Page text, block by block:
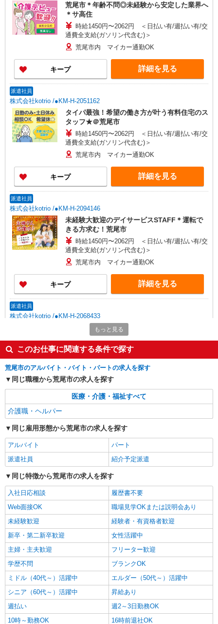
荒尾市＊年齢不問◎未経験から安定した業界へ
＊サ高住
時給1450円〜2062円 ＜日払い有/週払い有/交
通費全支給(ガソリン代含む)＞
荒尾市内 マイカー通勤OK
キープ 詳細を見る
派遣社員
株式会社kotrio /●KM-H-2051162
タイパ最強！希望の働き方が叶う有料住宅のス
タッフ★＠荒尾市
時給1450円〜2062円 ＜日払い有/週払い有/交
通費全支給(ガソリン代含む)＞
荒尾市内 マイカー通勤OK
キープ 詳細を見る
派遣社員
株式会社kotrio /●KM-H-2094146
未経験大歓迎のデイサービスSTAFF＊運転で
きる方求む！荒尾市
時給1450円〜2062円 ＜日払い有/週払い有/交
通費全支給(ガソリン代含む)＞
荒尾市内 マイカー通勤OK
キープ 詳細を見る
派遣社員
株式会社kotrio /●KM-H-2068433
≪荒尾市≫介護の現場で心を燃やせ！！！デイ
サービスSTAFF
時給1450円〜2062円 ＜日払い有/週払い有/交
通費全支給(ガソリン代含む)＞
荒尾市 荒尾駅周辺
キープ 詳細を見る
派遣社員
株式会社kotrio /●KM-H-2099807
集。日払いOK！
時給1450円〜2062円 ＜日払い有/週払い有/交
通費全支給(ガソリン代含む)＞
荒尾市内 マイカー通勤OK
キープ 詳細を見る
派遣社員
株式会社kotrio /●KM-H-2009839
毎日通うのが楽しみになる＊ホテルのような美
しいサ高住のSTAFF
時給1450円〜2062円 ＜日払い有/週払い有/交
通費全支給(ガソリン代含む)＞
荒尾市内 マイカー通勤OK
詳細を見る
もっと見る
このお仕事に関連する条件で探す
荒尾市のアルバイト・バイト・パートの求人を探す
同じ職種から荒尾市の求人を探す
医療・介護・福祉すべて
介護職・ヘルパー
同じ雇用形態から荒尾市の求人を探す
アルバイト
パート
派遣社員
紹介予定派遣
同じ特徴から荒尾市の求人を探す
入社日応相談
履歴書不要
Web面接OK
職場見学OKまたは説明会あり
未経験歓迎
経験者・有資格者歓迎
新卒・第二新卒歓迎
女性活躍中
主婦・主夫歓迎
フリーター歓迎
学歴不問
ブランクOK
ミドル（40代～）活躍中
エルダー（50代～）活躍中
シニア（60代～）活躍中
昇給あり
週払い
週2～3日勤務OK
10時～勤務OK
16時前退社OK